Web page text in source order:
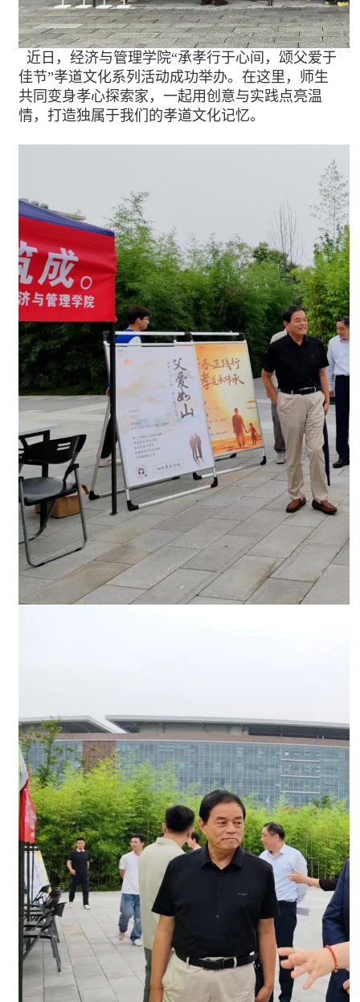
近日，经济与管理学院“承孝行于心间，颂父爱于
佳节”孝道文化系列活动成功举办。在这里，师生
共同变身孝心探索家，一起用创意与实践点亮温
情，打造独属于我们的孝道文化记忆。